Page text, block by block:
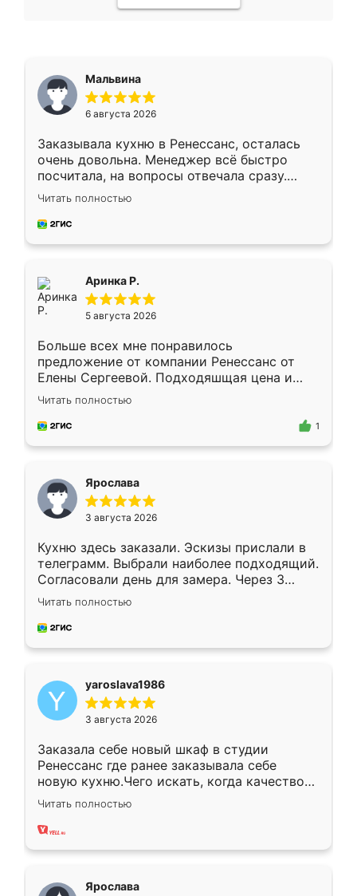
Мальвина
6 августа 2026
Заказывала кухню в Ренессанс, осталась
очень довольна. Менеджер всё быстро
посчитала, на вопросы отвечала сразу.
Замерщик приехал в субботу, подошёл к
делу со всей ответственностью. Собрали
за день, ребята работали аккуратно, даже
Читать полностью
Аринка Р.
5 августа 2026
Больше всех мне понравилось
предложение от компании Ренессанс от
Елены Сергеевой. Подходяшщая цена и
короткие сроки изготовления. Приехавший
для замера сотрудник Владислав
предложил по моему эскизу самый
Читать полностью
1
Ярослава
3 августа 2026
Кухню здесь заказали. Эскизы прислали в
телеграмм. Выбрали наиболее подходящий.
Согласовали день для замера. Через 3
недели кухня была уже готова. Остались
довольны работой. Спасибо Ренессанс
мебель за качественную работу!
Читать полностью
yaroslava1986
3 августа 2026
Заказала себе новый шкаф в студии
Ренессанс где ранее заказывала себе
новую кухню.Чего искать, когда качеством
вполне довольна. Служит кухня уже почти
два года, нареканий нет.
Читать полностью
Ярослава